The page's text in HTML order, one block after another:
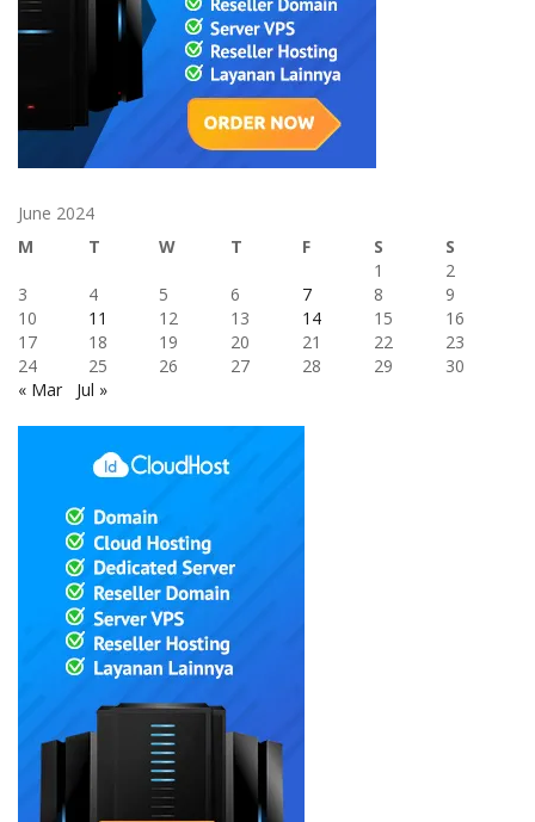
June 2024
M
T W T F S
S
1
2
3
4 5 6 7 8
9
10
11 12 13 14 15
16
17
18 19 20 21 22
23
24
25 26 27 28 29
30
« Mar
Jul »